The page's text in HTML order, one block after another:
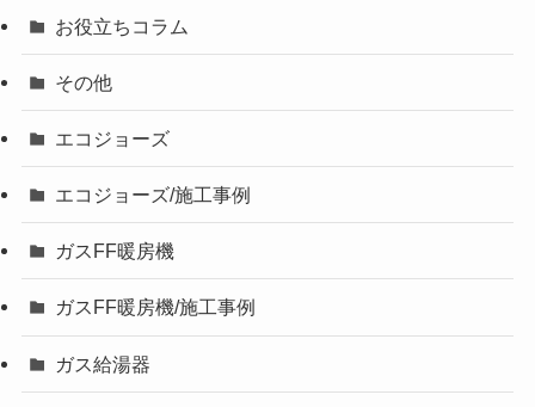
お役立ちコラム
その他
エコジョーズ
エコジョーズ/施工事例
ガスFF暖房機
ガスFF暖房機/施工事例
ガス給湯器